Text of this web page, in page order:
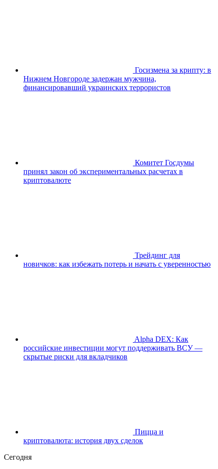
Госизмена за крипту: в
Нижнем Новгороде задержан мужчина,
финансировавший украинских террористов
Комитет Госдумы
принял закон об экспериментальных расчетах в
криптовалюте
Трейдинг для
новичков: как избежать потерь и начать с уверенностью
Alpha DEX: Как
российские инвестиции могут поддерживать ВСУ —
скрытые риски для вкладчиков
Пицца и
криптовалюта: история двух сделок
Сегодня